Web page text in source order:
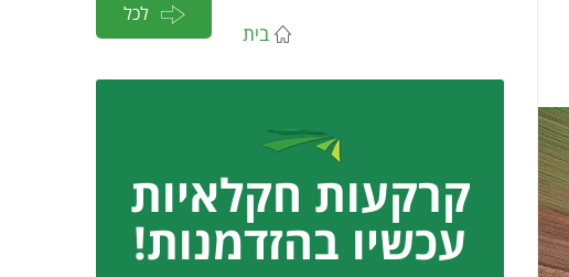
בית
לכל
קרקעות חקלאיות
עכשיו בהזדמנות!